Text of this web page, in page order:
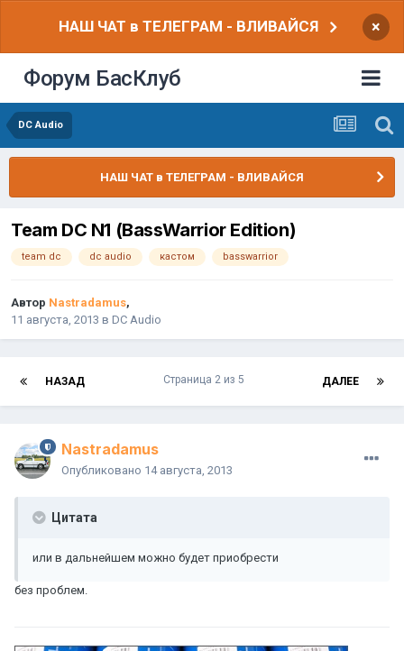
НАШ ЧАТ в ТЕЛЕГРАМ - ВЛИВАЙСЯ ×
Форум БасКлуб
DC Audio
НАШ ЧАТ в ТЕЛЕГРАМ - ВЛИВАЙСЯ
Team DC N1 (BassWarrior Edition)
team dc dc audio кастом basswarrior
Автор Nastradamus,
11 августа, 2013 в DC Audio
НАЗАД ДАЛЕЕ
Страница 2 из 5
Nastradamus
Опубликовано 14 августа, 2013
Цитата
или в дальнейшем можно будет приобрести
без проблем.